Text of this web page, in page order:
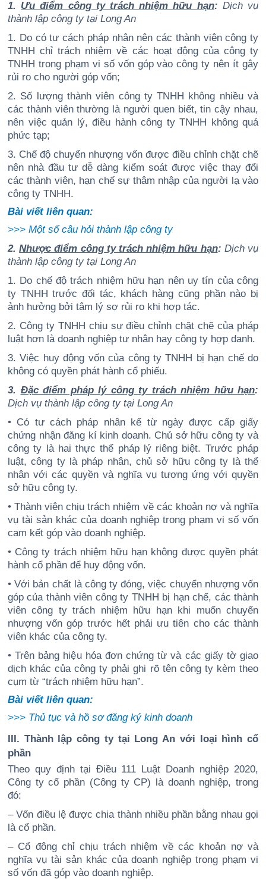
1. Ưu điểm công ty trách nhiệm hữu hạn: Dịch vụ
thành lập công ty tại Long An
1. Do có tư cách pháp nhân nên các thành viên công ty
TNHH chỉ trách nhiệm về các hoạt động của công ty
TNHH trong phạm vi số vốn góp vào công ty nên ít gây
rủi ro cho người góp vốn;
2. Số lượng thành viên công ty TNHH không nhiều và
các thành viên thường là người quen biết, tin cậy nhau,
nên việc quản lý, điều hành công ty TNHH không quá
phức tạp;
3. Chế độ chuyển nhượng vốn được điều chỉnh chặt chẽ
nên nhà đầu tư dễ dàng kiểm soát được việc thay đổi
các thành viên, hạn chế sự thâm nhập của người lạ vào
công ty TNHH.
Bài viết liên quan:
>>> Một số câu hỏi thành lập công ty
2.Nhược điểm công ty trách nhiệm hữu hạn: Dịch vụ
thành lập công ty tại Long An
1. Do chế độ trách nhiệm hữu hạn nên uy tín của công
ty TNHH trước đối tác, khách hàng cũng phần nào bị
ảnh hưởng bởi tâm lý sợ rủi ro khi hợp tác.
2. Công ty TNHH chịu sự điều chỉnh chặt chẽ của pháp
luật hơn là doanh nghiệp tư nhân hay công ty hợp danh.
3. Việc huy động vốn của công ty TNHH bị hạn chế do
không có quyền phát hành cổ phiếu.
3. Đặc điểm pháp lý công ty trách nhiệm hữu hạn:
Dịch vụ thành lập công ty tại Long An
• Có tư cách pháp nhân kể từ ngày được cấp giấy
chứng nhận đăng kí kinh doanh. Chủ sở hữu công ty và
công ty là hai thực thể pháp lý riêng biệt. Trước pháp
luật, công ty là pháp nhân, chủ sở hữu công ty là thể
nhân với các quyền và nghĩa vụ tương ứng với quyền
sở hữu công ty.
• Thành viên chịu trách nhiệm về các khoản nợ và nghĩa
vụ tài sản khác của doanh nghiệp trong phạm vi số vốn
cam kết góp vào doanh nghiệp.
• Công ty trách nhiệm hữu hạn không được quyền phát
hành cổ phần để huy động vốn.
• Với bản chất là công ty đóng, việc chuyển nhượng vốn
góp của thành viên công ty TNHH bị hạn chế, các thành
viên công ty trách nhiệm hữu hạn khi muốn chuyển
nhượng vốn góp trước hết phải ưu tiên cho các thành
viên khác của công ty.
• Trên bảng hiệu hóa đơn chứng từ và các giấy tờ giao
dịch khác của công ty phải ghi rõ tên công ty kèm theo
cụm từ “trách nhiệm hữu hạn”.
Bài viết liên quan:
>>> Thủ tục và hồ sơ đăng ký kinh doanh
III. Thành lập công ty tại Long An với loại hình cổ
phần
Theo quy định tại Điều 111 Luật Doanh nghiệp 2020,
Công ty cổ phần (Công ty CP) là doanh nghiệp, trong
đó:
– Vốn điều lệ được chia thành nhiều phần bằng nhau gọi
là cổ phần.
– Cổ đông chỉ chịu trách nhiệm về các khoản nợ và
nghĩa vụ tài sản khác của doanh nghiệp trong phạm vi
số vốn đã góp vào doanh nghiệp.